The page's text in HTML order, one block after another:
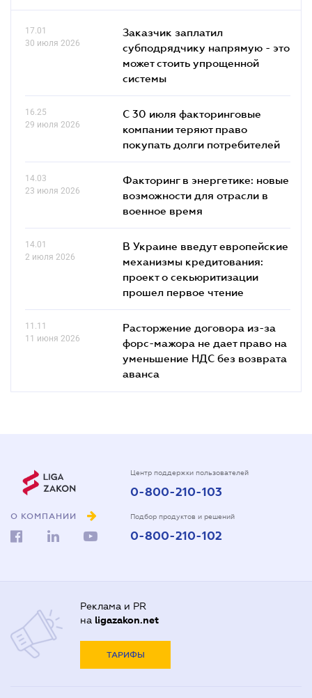
17.01
30 июля 2026
Заказчик заплатил
субподрядчику напрямую - это
может стоить упрощенной
системы
16.25
29 июля 2026
С 30 июля факторинговые
компании теряют право
покупать долги потребителей
14.03
23 июля 2026
Факторинг в энергетике: новые
возможности для отрасли в
военное время
14.01
2 июля 2026
В Украине введут европейские
механизмы кредитования:
проект о секьюритизации
прошел первое чтение
11.11
11 июня 2026
Расторжение договора из-за
форс-мажора не дает право на
уменьшение НДС без возврата
аванса
О КОМПАНИИ
Центр поддержки пользователей
0-800-210-103
Подбор продуктов и решений
0-800-210-102
Реклама и PR
на ligazakon.net
ТАРИФЫ